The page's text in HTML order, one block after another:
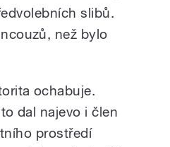
slibů.
než bylo
ochabuje.
dal najevo i člen
prostředí